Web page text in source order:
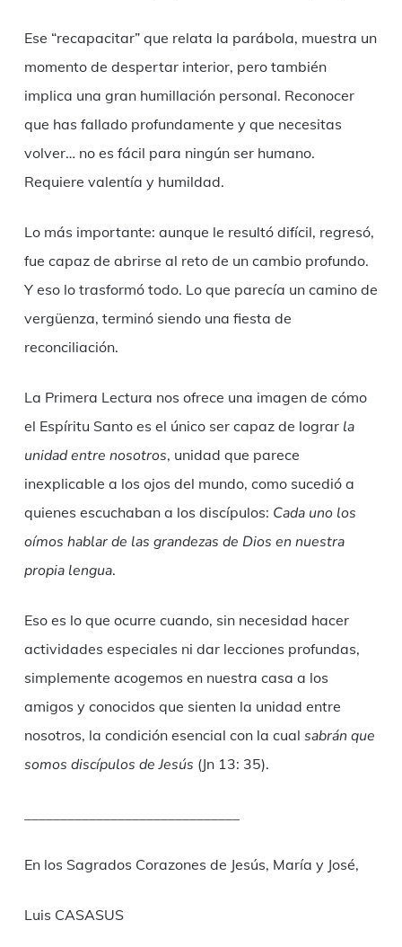
Ese “recapacitar” que relata la parábola, muestra un
momento de despertar interior, pero también
implica una gran humillación personal. Reconocer
que has fallado profundamente y que necesitas
volver… no es fácil para ningún ser humano.
Requiere valentía y humildad.
Lo más importante: aunque le resultó difícil, regresó,
fue capaz de abrirse al reto de un cambio profundo.
Y eso lo trasformó todo. Lo que parecía un camino de
vergüenza, terminó siendo una fiesta de
reconciliación.
La Primera Lectura nos ofrece una imagen de cómo
el Espíritu Santo es el único ser capaz de lograr la
unidad entre nosotros, unidad que parece
inexplicable a los ojos del mundo, como sucedió a
quienes escuchaban a los discípulos: Cada uno los
oímos hablar de las grandezas de Dios en nuestra
propia lengua.
Eso es lo que ocurre cuando, sin necesidad hacer
actividades especiales ni dar lecciones profundas,
simplemente acogemos en nuestra casa a los
amigos y conocidos que sienten la unidad entre
nosotros, la condición esencial con la cual sabrán que
somos discípulos de Jesús (Jn 13: 35).
En los Sagrados Corazones de Jesús, María y José,
Luis CASASUS